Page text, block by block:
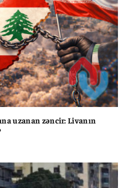
uzanan zəncir: Livanın